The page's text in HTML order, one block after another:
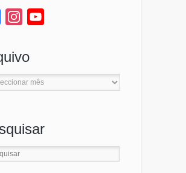
FacebookInstagram